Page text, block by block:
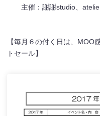
主催：謝謝studio、
【毎月６の付く日は、
トセール】